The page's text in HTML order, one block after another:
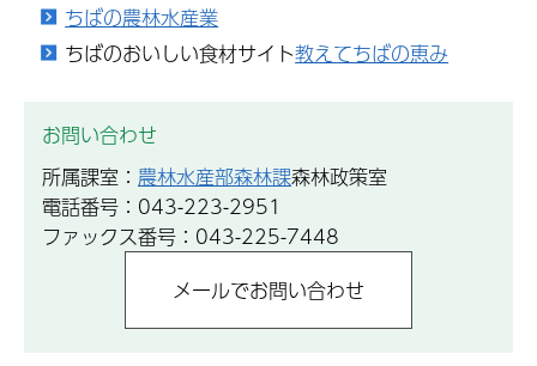
ちばの農林水産業
ちばのおいしい食材サイト教えてちばの恵み
お問い合わせ
所属課室： 農林水産部森林課森林政策室
電話番号：043-223-2951
ファックス番号：043-225-7448